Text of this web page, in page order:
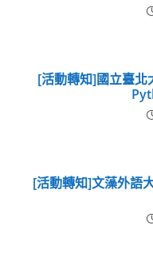
[活動轉知]國立臺北
[活動轉知]文藻外語